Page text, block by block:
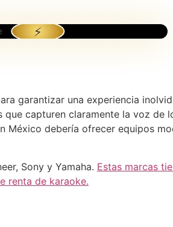
⚡
garantizar una experiencia
capturen claramente la voz de
México debería ofrecer equipos
Sony y Yamaha. Estas marcas
renta de karaoke.